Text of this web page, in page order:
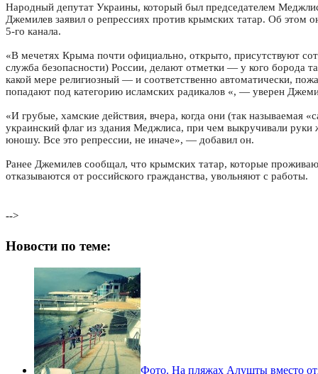
Народный депутат Украины, который был председателем
Джемилев заявил о репрессиях против крымских татар. Об этом
5-го канала.
«В мечетях Крыма почти официально, открыто, присутствуют
служба безопасности) России, делают отметки — у кого борода
какой мере религиозный — и соответственно автоматически,
попадают под категорию исламских радикалов «, — уверен
«И грубые, хамские действия, вчера, когда они (так называемая
украинский флаг из здания Меджлиса, при чем выкручивали
юношу. Все это репрессии, не иначе», — добавил он.
Ранее Джемилев сообщал, что крымских татар, которые
отказываются от российского гражданства, увольняют с работы.
-->
Новости по теме:
Фото. На пляжах Алушты